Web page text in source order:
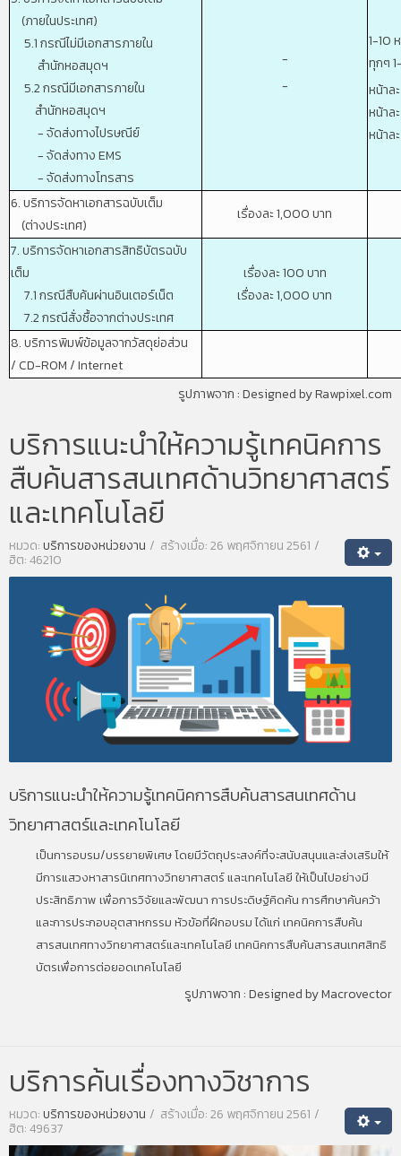
(ภายในประเทศ)
5.1 กรณีไม่มีเอกสารภายใน
สำนักหอสมุดฯ
5.2 กรณีมีเอกสารภายใน
สำนักหอสมุดฯ
- จัดส่งทางไปรษณีย์
- จัดส่งทาง EMS
- จัดส่งทางโทรสาร
-
-
1-10
ทุกๆ
หน้าล
หน้าล
หน้าล
6. บริการจัดหาเอกสารฉบับเต็ม
(ต่างประเทศ)
เรื่องละ 1,000 บาท
7. บริการจัดหาเอกสารสิทธิบัตรฉบับ
เต็ม
7.1 กรณีสืบค้นผ่านอินเตอร์เน็ต
7.2 กรณีสั่งซื้อจากต่างประเทศ
เรื่องละ 100 บาท
เรื่องละ 1,000 บาท
8. บริการพิมพ์ข้อมูลจากวัสดุย่อส่วน
/CD-ROM / Internet
รูปภาพจาก :Designed by Rawpixel.com
บริการแนะนำให้ความรู้เทคนิคการ
สืบค้นสารสนเทศด้านวิทยาศาสตร์
และเทคโนโลยี
หมวด:บริการของหน่วยงาน สร้างเมื่อ: 26 พฤศจิกายน 2561
ฮิต: 46210
บริการแนะนำให้ความรู้เทคนิคการสืบค้นสารสนเทศด้าน
วิทยาศาสตร์และเทคโนโลยี
เป็นการอบรม/บรรยายพิเศษ โดยมีวัตถุประสงค์ที่จะสนับสนุนและส่งเสริมให้
มีการแสวงหาสารนิเทศทางวิทยาศาสตร์ และเทคโนโลยี ให้เป็นไปอย่างมี
ประสิทธิภาพ เพื่อการวิจัยและพัฒนา การประดิษฐ์คิดค้น การศึกษาค้นคว้า
และการประกอบอุตสาหกรรม หัวข้อที่ฝึกอบรม ได้แก่ เทคนิคการสืบค้น
สารสนเทศทางวิทยาศาสตร์และเทคโนโลยี เทคนิคการสืบค้นสารสนเทศสิทธิ
บัตรเพื่อการต่อยอดเทคโนโลยี
รูปภาพจาก :Designed by Macrovector
บริการค้นเรื่องทางวิชาการ
หมวด:บริการของหน่วยงาน สร้างเมื่อ: 26 พฤศจิกายน 2561
ฮิต: 49637